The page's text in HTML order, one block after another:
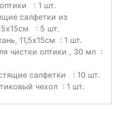
: 1 шт.
салфетки из
: 5 шт.
11,5х15см : 1 шт.
чистки оптики , 30 мл :
салфетки : 10 шт.
чехол : 1 шт.